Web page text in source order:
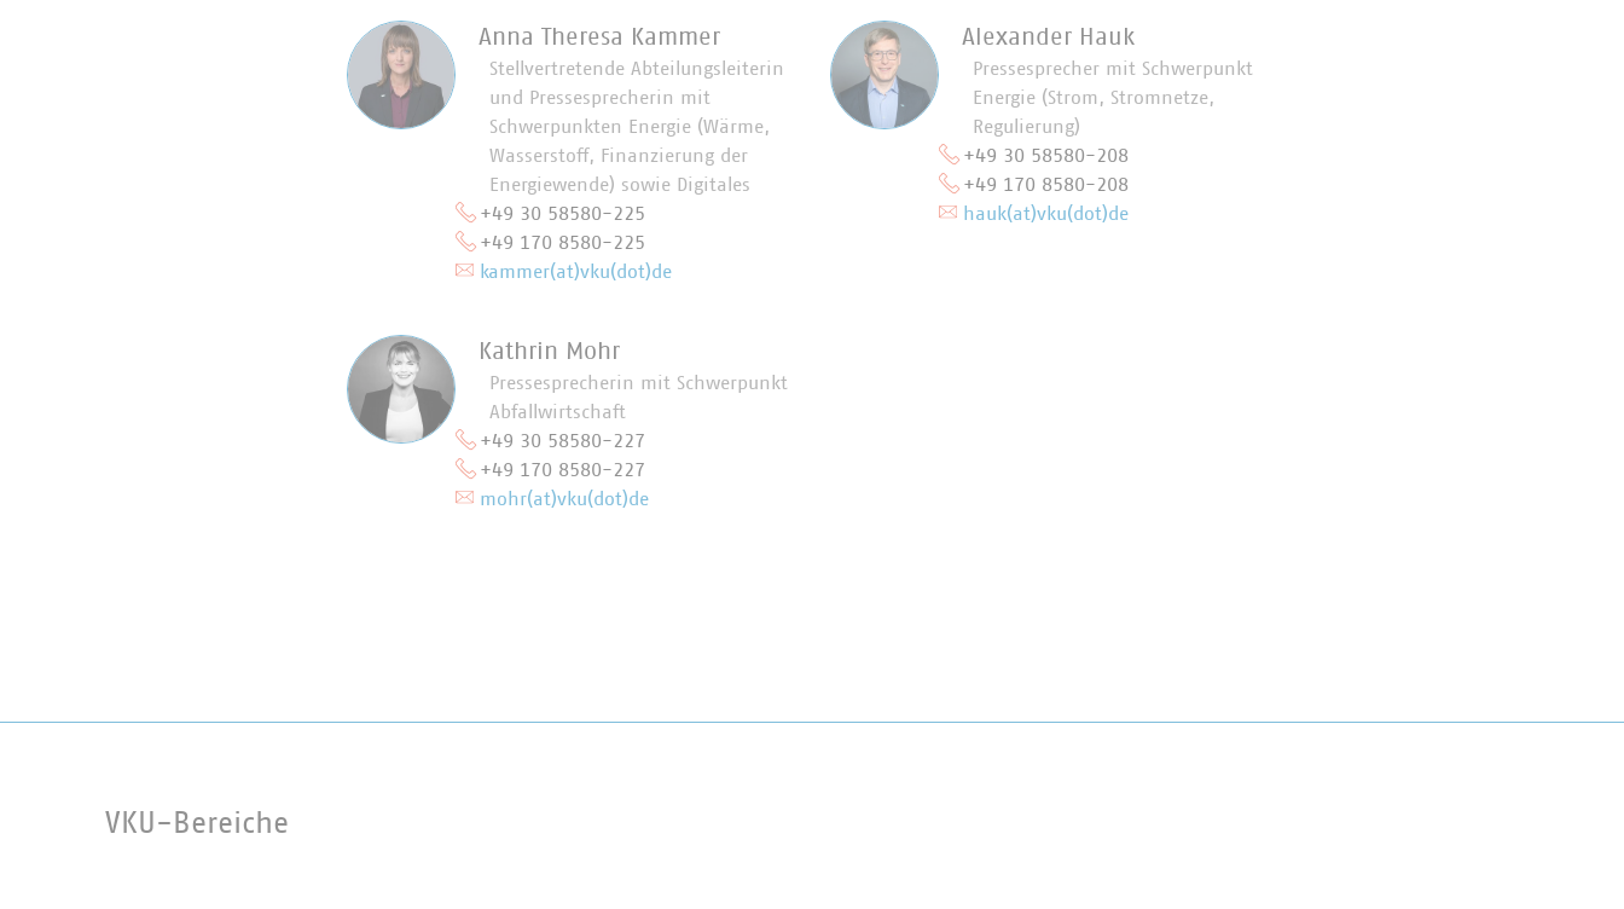
Anna Theresa Kammer
Stellvertretende Abteilungsleiterin
und Pressesprecherin mit
Schwerpunkten Energie (Wärme,
Wasserstoff, Finanzierung der
Energiewende) sowie Digitales
+49 30 58580-225
+49 170 8580-225
kammer(at)vku(dot)de
Alexander Hauk
Pressesprecher mit Schwerpunkt
Energie (Strom, Stromnetze,
Regulierung)
+49 30 58580-208
+49 170 8580-208
hauk(at)vku(dot)de
Kathrin Mohr
Pressesprecherin mit Schwerpunkt
Abfallwirtschaft
+49 30 58580-227
+49 170 8580-227
mohr(at)vku(dot)de
VKU-Bereiche